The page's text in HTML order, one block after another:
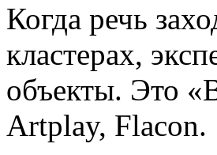
Когда речь
кластерах,
объекты. Это
Artplay, Flacon.